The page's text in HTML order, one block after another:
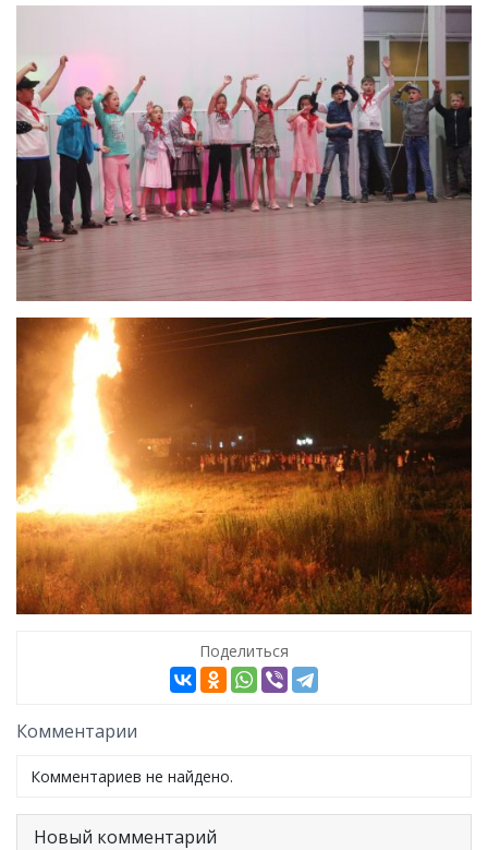
Поделиться
Комментарии
Комментариев не найдено.
Новый комментарий